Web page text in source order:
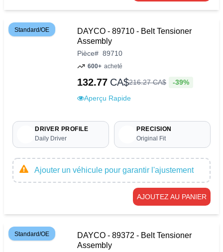
Standard/OE
DAYCO - 89710 - Belt Tensioner
Assembly
Pièce# 89710
600+ acheté
132.77 CA$216.27CA$ -39%
Aperçu Rapide
DRIVER PROFILE
Daily Driver
PRECISION
Original Fit
Ajouter un véhicule pour garantir l'ajustement
AJOUTEZ AU PANIER
Standard/OE
DAYCO - 89372 - Belt Tensioner
Assembly